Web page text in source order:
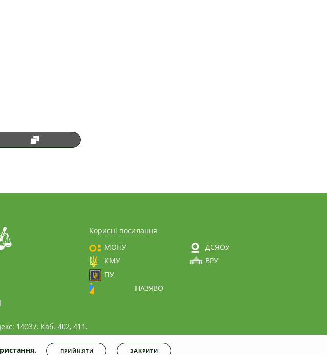
Корисні посилання
МОНУ
ДСЯОУ
КМУ
ВРУ
ПУ
НАЗЯВО
14037. Каб. 402, 411.
ПРИЙНЯТИ ЗАКРИТИ